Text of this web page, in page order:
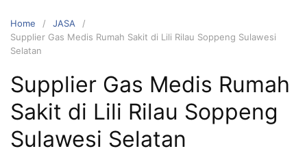
Home
JASA
Supplier Gas Medis Rumah Sakit di Lili Rilau Soppeng Sulawesi
Selatan
Supplier Gas Medis Rumah
Sakit di Lili Rilau Soppeng
Sulawesi Selatan